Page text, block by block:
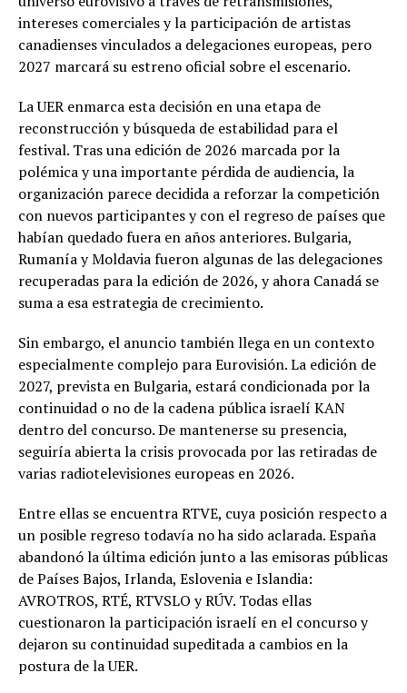
intereses comerciales y la participación de artistas
canadienses vinculados a delegaciones europeas, pero
2027 marcará su estreno oficial sobre el escenario.
La UER enmarca esta decisión en una etapa de
reconstrucción y búsqueda de estabilidad para el
festival. Tras una edición de 2026 marcada por la
polémica y una importante pérdida de audiencia, la
organización parece decidida a reforzar la competición
con nuevos participantes y con el regreso de países que
habían quedado fuera en años anteriores. Bulgaria,
Rumanía y Moldavia fueron algunas de las delegaciones
recuperadas para la edición de 2026, y ahora Canadá se
suma a esa estrategia de crecimiento.
Sin embargo, el anuncio también llega en un contexto
especialmente complejo para Eurovisión. La edición de
2027, prevista en Bulgaria, estará condicionada por la
continuidad o no de la cadena pública israelí KAN
dentro del concurso. De mantenerse su presencia,
seguiría abierta la crisis provocada por las retiradas de
varias radiotelevisiones europeas en 2026.
Entre ellas se encuentra RTVE, cuya posición respecto a
un posible regreso todavía no ha sido aclarada. España
abandonó la última edición junto a las emisoras públicas
de Países Bajos, Irlanda, Eslovenia e Islandia:
AVROTROS, RTÉ, RTVSLO y RÚV. Todas ellas
cuestionaron la participación israelí en el concurso y
dejaron su continuidad supeditada a cambios en la
postura de la UER.